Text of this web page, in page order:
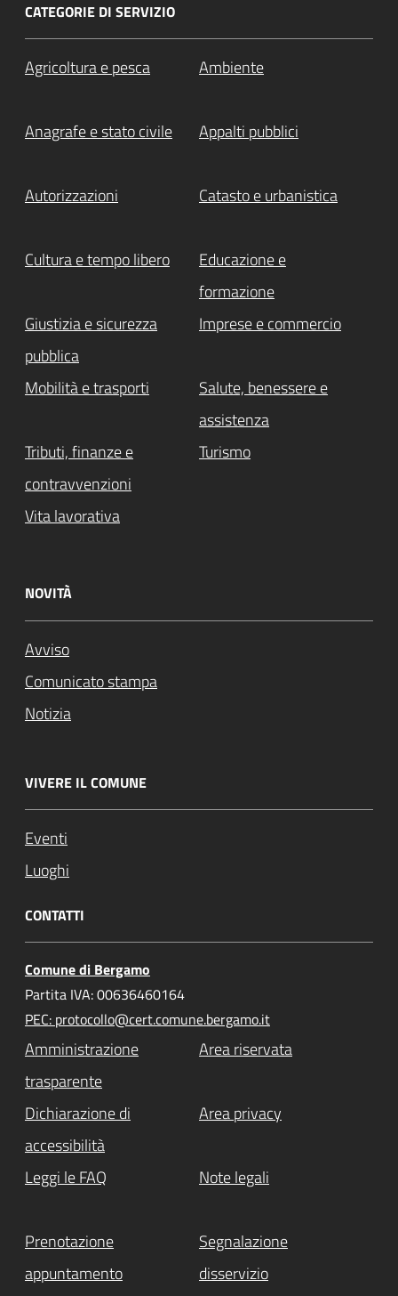
CATEGORIE DI SERVIZIO
Agricoltura e pesca Ambiente
Anagrafe e stato civile Appalti pubblici
Autorizzazioni Catasto e urbanistica
Cultura e tempo libero
Educazione e
formazione
Giustizia e sicurezza
pubblica
Imprese e commercio
Mobilità e trasporti
Salute, benessere e
assistenza
Tributi, finanze e
contravvenzioni
Turismo
Vita lavorativa
NOVITÀ
Avviso
Comunicato stampa
Notizia
VIVERE IL COMUNE
Eventi
Luoghi
CONTATTI
Comune di Bergamo
Partita IVA: 00636460164
PEC: protocollo@cert.comune.bergamo.it
Amministrazione
trasparente
Area riservata
Dichiarazione di
accessibilità
Area privacy
Leggi le FAQ Note legali
Prenotazione
appuntamento
Segnalazione
disservizio